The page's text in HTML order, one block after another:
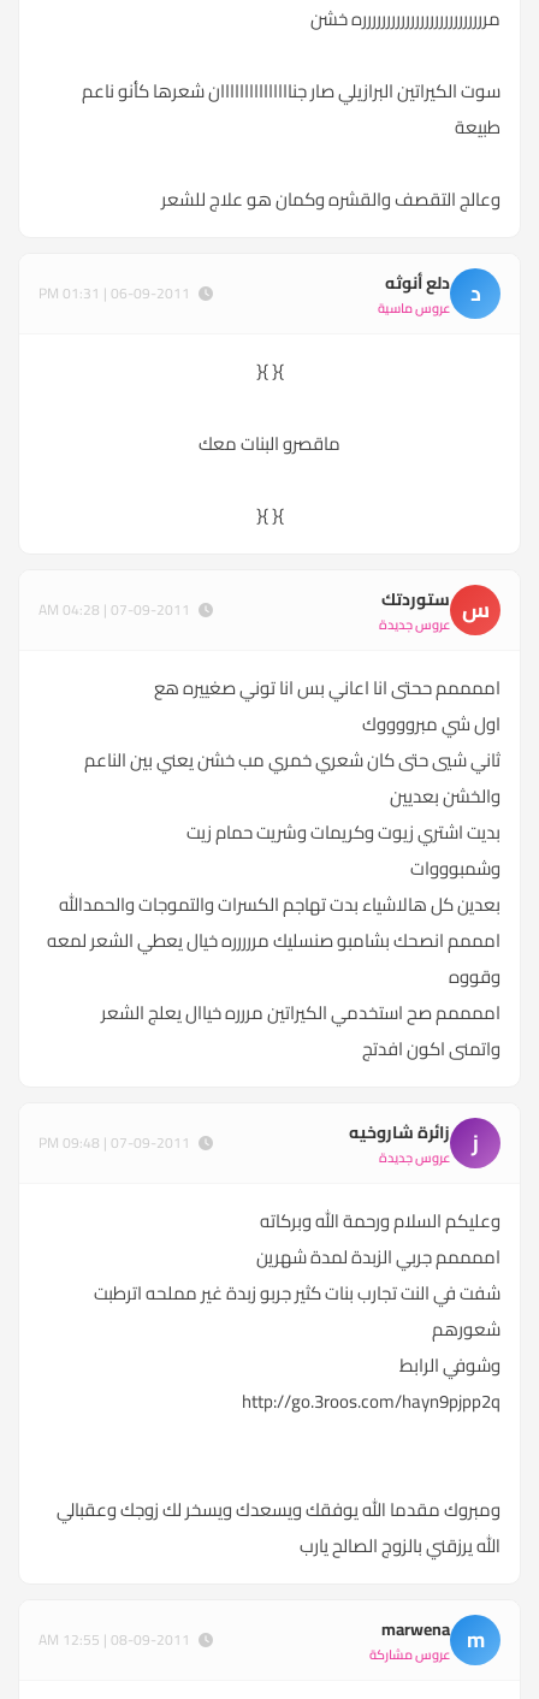
مرررررررررررررررررررررررررره خشن
سوت الكيراتين البرازيلي صار جنااااااااااااااان شعرها كأنو ناعم
طبيعة
وعالج التقصف والقشره وكمان هو علاج للشعر
د دلع أنوثه
عروس ماسية
}{ }{
ماقصرو البنات معك
}{ }{
س ستوردتك
عروس جديدة
اممممم ححتى انا اعاني بس انا توني صغييره هع
اول شي مبرووووك
ثاني شيي حتى كان شعري خمري مب خشن يعني بين الناعم
والخشن بعديين
بديت اشتري زيوت وكريمات وشريت حمام زيت
وشمبوووات
بعدين كل هالاشياء بدت تهاجم الكسرات والتموجات والحمدالله
امممم انصحك بشامبو صنسليك مررررره خيال يعطي الشعر لمعه
وقووه
اممممم صح استخدمي الكيراتين مررره خياال يعلج الشعر
واتمنى اكون افدتج
ز زائرة شاروخيه
عروس جديدة
وعليكم السلام ورحمة الله وبركاته
اممممم جربي الزبدة لمدة شهرين
شفت في النت تجارب بنات كثير جربو زبدة غير مملحه اترطبت
شعورهم
وشوفي الرابط
http://go.3roos.com/hayn9pjpp2q
ومبروك مقدما الله يوفقك ويسعدك ويسخر لك زوجك وعقبالي
الله يرزقني بالزوج الصالح يارب
m
marwena
عروس مشاركة